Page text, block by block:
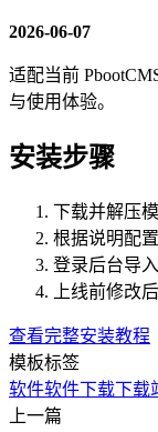
2026-06-07
适配当前
与使用体验。
安装步骤
下载并解压
根据说明配
登录后台导
上线前修改
查看完整安装教程
模板标签
软件软件下载下载
上一篇